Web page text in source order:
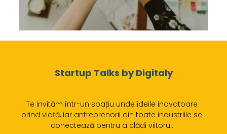
Startup Talks by Digitaly
Te invităm într-un spațiu unde ideile inovatoare
prind viață, iar antreprenorii din toate industriile se
conectează pentru a clădi viitorul.